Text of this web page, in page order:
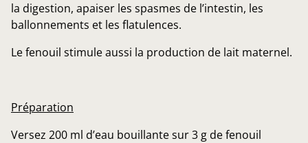
la digestion, apaiser les spasmes de l’intestin, les
ballonnements et les flatulences.
Le fenouil stimule aussi la production de lait maternel.
Préparation
Versez 200 ml d’eau bouillante sur 3 g de fenouil